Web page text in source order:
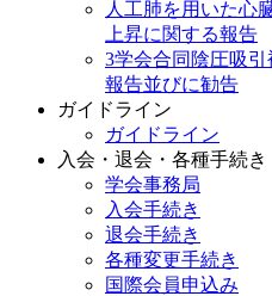
人工肺を用いた心
上昇に関する報告
3学会合同陰圧吸
報告並びに勧告
ガイドライン
ガイドライン
入会・退会・各種手続き
学会事務局
入会手続き
退会手続き
各種変更手続き
国際会員申込み